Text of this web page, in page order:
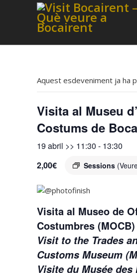
Aquest esdeveniment ja ha
Visita al Museu
Costums de
19 abril >> 11:30 - 13:30
Sessions
2,00€
Visita al Museo de
Costumbres (MOCB)
Visit to the Trades
Customs Museum
Visite du Musée des